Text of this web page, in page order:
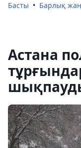
Басты Барлық
Астана